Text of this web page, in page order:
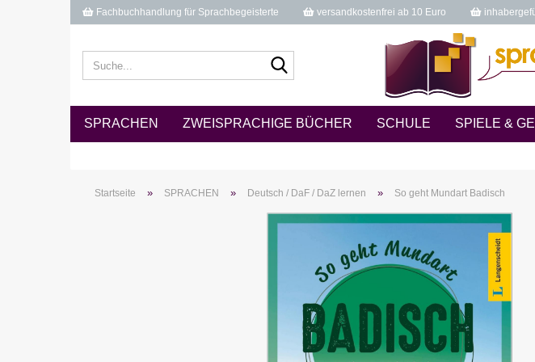
Fachbuchhandlung für Sprachbegeisterte versandkostenfrei ab 10 Euro
SPRACHEN ZWEISPRACHIGE BÜCHER SCHULE SPIELE &
Startseite » SPRACHEN » Deutsch / DaF / DaZ lernen » So geht Mundart Badisch